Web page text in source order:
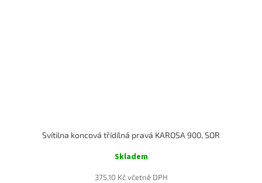
Svítilna koncová třídílná pravá KAROSA 900, SOR
Skladem
375,10 Kč včetně DPH